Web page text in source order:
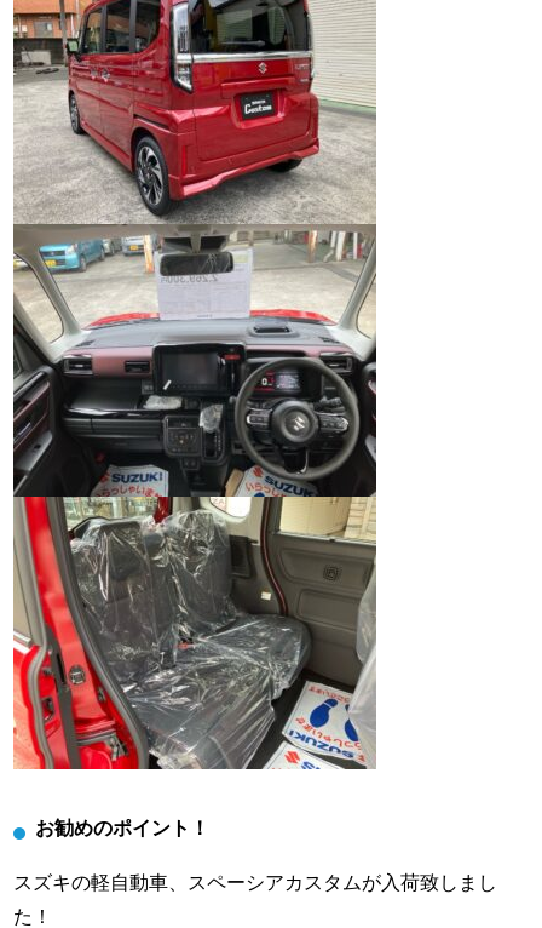
お勧めのポイント！
スズキの軽自動車、スペーシアカスタムが入荷致しまし
た！